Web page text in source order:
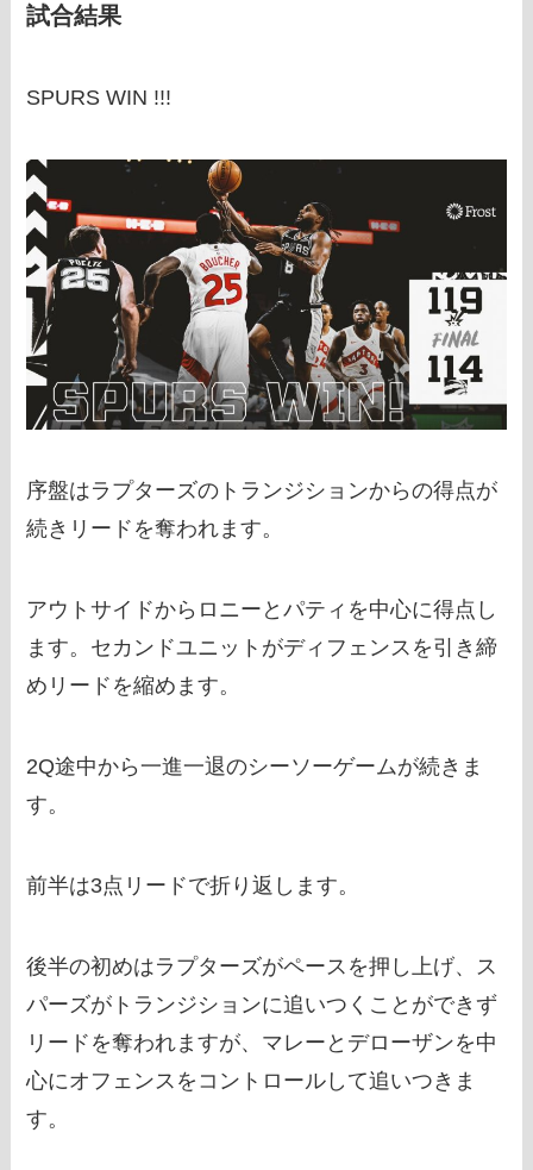
試合結果
SPURS WIN !!!
序盤はラプターズのトランジションからの得点が
続きリードを奪われます。
アウトサイドからロニーとパティを中心に得点し
ます。セカンドユニットがディフェンスを引き締
めリードを縮めます。
2Q途中から一進一退のシーソーゲームが続きま
す。
前半は3点リードで折り返します。
後半の初めはラプターズがペースを押し上げ、ス
パーズがトランジションに追いつくことができず
リードを奪われますが、マレーとデローザンを中
心にオフェンスをコントロールして追いつきま
す。